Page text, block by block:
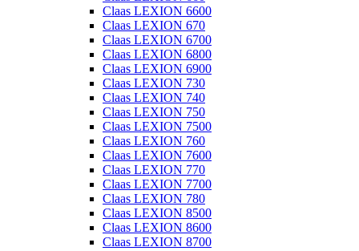
Claas LEXION 6600
Claas LEXION 670
Claas LEXION 6700
Claas LEXION 6800
Claas LEXION 6900
Claas LEXION 730
Claas LEXION 740
Claas LEXION 750
Claas LEXION 7500
Claas LEXION 760
Claas LEXION 7600
Claas LEXION 770
Claas LEXION 7700
Claas LEXION 780
Claas LEXION 8500
Claas LEXION 8600
Claas LEXION 8700